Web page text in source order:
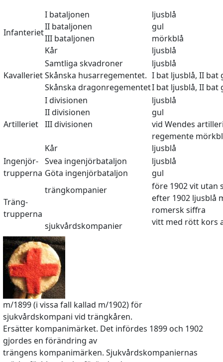
Infanteriet
I bataljonen
II bataljonen
III bataljonen
Kår
ljusblå
gul
mörkblå
ljusblå
Kavalleriet
Samtliga skvadroner
Skånska husarregementet.
Skånska dragonregementet
ljusblå
I bat ljusblå, II bat
I bat ljusblå, II bat
Artilleriet
I divisionen
II divisionen
III divisionen
Kår
ljusblå
gul
vid Wendes
regemente
ljusblå
Ingenjör-
trupperna
Svea ingenjörbataljon
Göta ingenjörbataljon
ljusblå
gul
Träng-
trupperna
trängkompanier
sjukvårdskompanier
före 1902 vit utan
efter 1902 ljusblå
romersk siffra
vitt med rött kors
m/1899 (i vissa fall kallad m/1902) för
sjukvårdskompani vid trängkåren.
Ersätter kompanimärket. Det infördes 1899 och 1902
gjordes en förändring av
trängens kompanimärken. Sjukvårdskompaniernas